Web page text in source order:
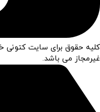
کلیه حقوق برای سایت کتونی
غیرمجاز می باشد.